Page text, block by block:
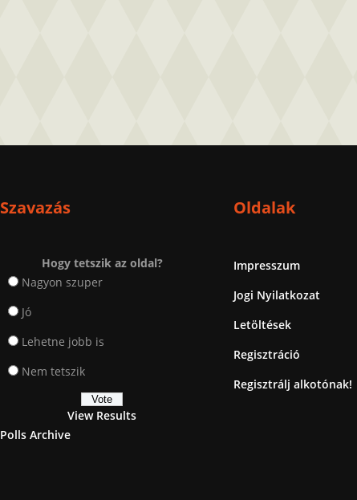
Szavazás
Hogy tetszik az oldal?
Nagyon szuper
Jó
Lehetne jobb is
Nem tetszik
View Results
Polls Archive
Oldalak
Impresszum
Jogi Nyilatkozat
Letöltések
Regisztráció
Regisztrálj alkotónak!